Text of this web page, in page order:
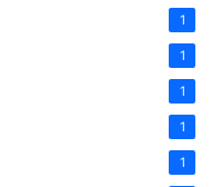
1
1
1
1
1